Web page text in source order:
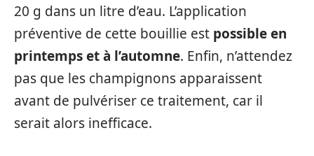
20 g dans un litre d’eau. L’application
préventive de cette bouillie est possible en
printemps et à l’automne. Enfin, n’attendez
pas que les champignons apparaissent
avant de pulvériser ce traitement, car il
serait alors inefficace.